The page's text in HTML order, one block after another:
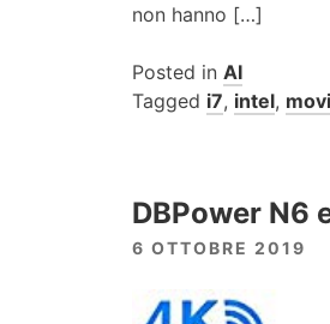
non hanno […]
Posted in AI
Tagged i7, intel,
DBPower N6
6 OTTOBRE 2019